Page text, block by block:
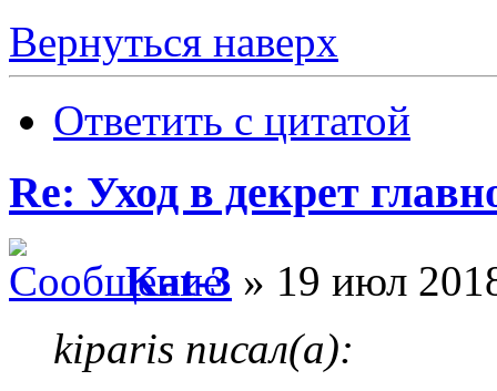
Вернуться наверх
Ответить с цитатой
Re: Уход в декрет
Kat-3 » 19 июл
kiparis писал(а):